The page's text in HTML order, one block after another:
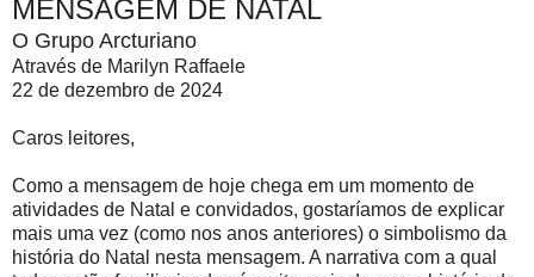
MENSAGEM DE NATAL
O Grupo Arcturiano
Através de Marilyn Raffaele
22 de dezembro de 2024
Caros leitores,
Como a mensagem de hoje chega em um momento de
atividades de Natal e convidados, gostaríamos de explicar
mais uma vez (como nos anos anteriores) o simbolismo da
história do Natal nesta mensagem. A narrativa com a qual